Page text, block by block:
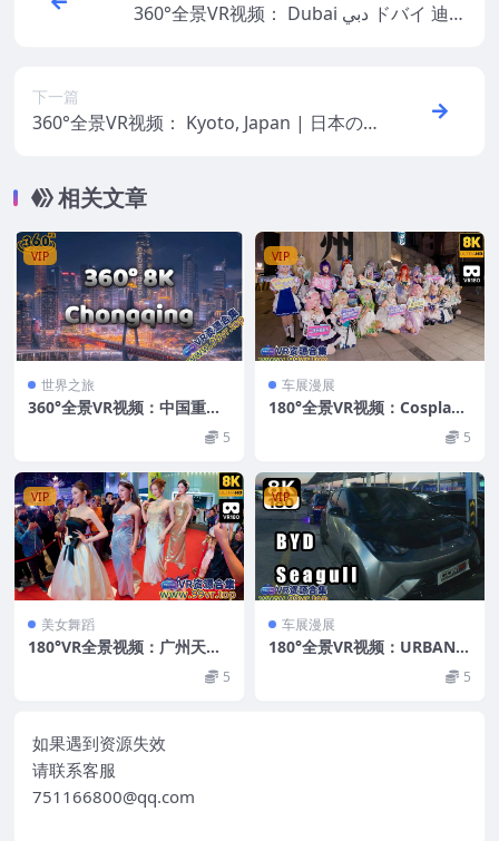
360°全景VR视频： Dubai دبي ドバイ 迪拜
下一篇
360°全景VR视频： Kyoto, Japan | 日本の
相关文章
VIP
世界之旅
360°全景VR视频：中国重庆
VR Chongqingvert重慶vert
충칭vertじゅうけい 超清8K 5
VIP
车展漫展
180°全景VR视频：Cosplay
广州珠江琶醍街头次元派对V
R漫展女孩 超清8K 0715-12 5
VIP
美女舞蹈
180°VR全景视频：广州天德
中心时装秀VR模特走秀走红
毯服装秀 超清8K 0520-13
5
VIP
车展漫展
180°全景VR视频：URBAN
NOVA音乐节定制汽车展示B
YD车展VR超清8K 0715-52 5
如果遇到资源失效
请联系客服
751166800@qq.com